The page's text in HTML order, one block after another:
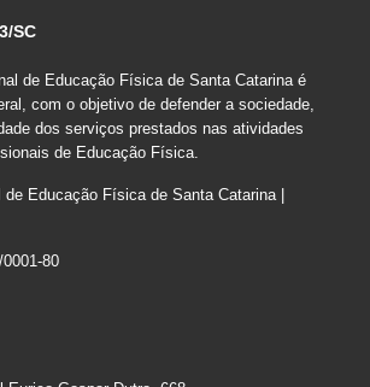
SC
de Educação Física de Santa Catarina é
com o objetivo de defender a sociedade,
dos serviços prestados nas atividades
de Educação Física.
Educação Física de Santa Catarina |
80